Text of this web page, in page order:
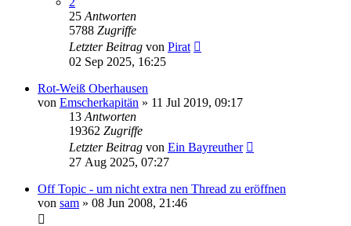
25 Antworten
5788 Zugriffe
Letzter Beitrag von Pirat
02 Sep 2025, 16:25
Rot-Weiß Oberhausen
von Emscherkapitän » 11 Jul 2019, 09:17
13 Antworten
19362 Zugriffe
Letzter Beitrag von Ein Bayreuther
27 Aug 2025, 07:27
Off Topic - um nicht extra nen Thread zu eröffnen
von sam » 08 Jun 2008, 21:46